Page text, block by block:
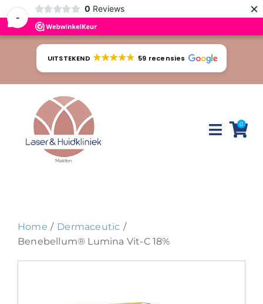
-
0 Reviews ×
UITSTEKEND 59 recensies
Toggle
Tarieven
Webshop
0
Home
Dermaceutic
Benebellum® Lumina Vit-C 18%